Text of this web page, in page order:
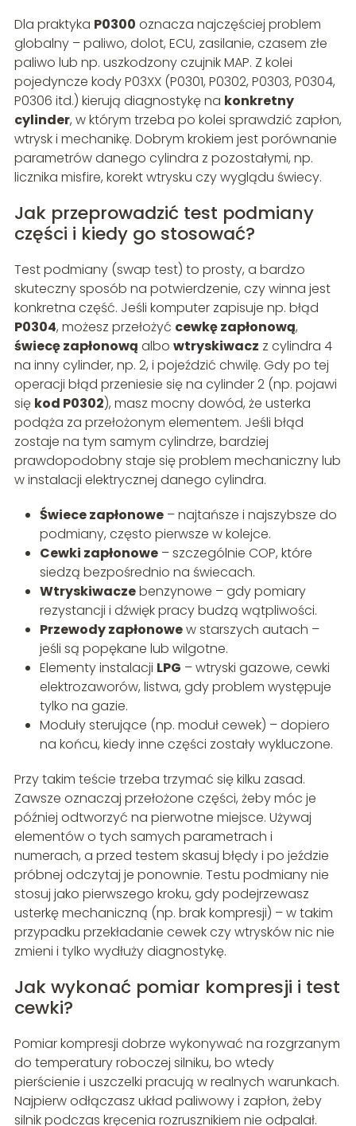
Dla praktyka P0300 oznacza najczęściej problem
globalny – paliwo, dolot, ECU, zasilanie, czasem złe
paliwo lub np. uszkodzony czujnik MAP. Z kolei
pojedyncze kody P03XX (P0301, P0302, P0303, P0304,
P0306 itd.) kierują diagnostykę na konkretny
cylinder, w którym trzeba po kolei sprawdzić zapłon,
wtrysk i mechanikę. Dobrym krokiem jest porównanie
parametrów danego cylindra z pozostałymi, np.
licznika misfire, korekt wtrysku czy wyglądu świecy.
Jak przeprowadzić test podmiany
części i kiedy go stosować?
Test podmiany (swap test) to prosty, a bardzo
skuteczny sposób na potwierdzenie, czy winna jest
konkretna część. Jeśli komputer zapisuje np. błąd
P0304, możesz przełożyć cewkę zapłonową,
świecę zapłonową albo wtryskiwacz z cylindra 4
na inny cylinder, np. 2, i pojeździć chwilę. Gdy po tej
operacji błąd przeniesie się na cylinder 2 (np. pojawi
się kod P0302), masz mocny dowód, że usterka
podąża za przełożonym elementem. Jeśli błąd
zostaje na tym samym cylindrze, bardziej
prawdopodobny staje się problem mechaniczny lub
w instalacji elektrycznej danego cylindra.
Świece zapłonowe– najtańsze i najszybsze do
podmiany, często pierwsze w kolejce.
Cewki zapłonowe– szczególnie COP, które
siedzą bezpośrednio na świecach.
Wtryskiwaczebenzynowe – gdy pomiary
rezystancji i dźwięk pracy budzą wątpliwości.
Przewody zapłonowew starszych autach –
jeśli są popękane lub wilgotne.
Elementy instalacji LPG – wtryski gazowe, cewki
elektrozaworów, listwa, gdy problem występuje
tylko na gazie.
Moduły sterujące (np. moduł cewek) – dopiero
na końcu, kiedy inne części zostały wykluczone.
Przy takim teście trzeba trzymać się kilku zasad.
Zawsze oznaczaj przełożone części, żeby móc je
później odtworzyć na pierwotne miejsce. Używaj
elementów o tych samych parametrach i
numerach, a przed testem skasuj błędy i po jeździe
próbnej odczytaj je ponownie. Testu podmiany nie
stosuj jako pierwszego kroku, gdy podejrzewasz
usterkę mechaniczną (np. brak kompresji) – w takim
przypadku przekładanie cewek czy wtrysków nic nie
zmieni i tylko wydłuży diagnostykę.
Jak wykonać pomiar kompresji i test
cewki?
Pomiar kompresji dobrze wykonywać na rozgrzanym
do temperatury roboczej silniku, bo wtedy
pierścienie i uszczelki pracują w realnych warunkach.
Najpierw odłączasz układ paliwowy i zapłon, żeby
silnik podczas kręcenia rozrusznikiem nie odpalał.